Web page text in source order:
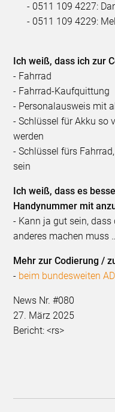
- 0511 109 4227:
- 0511 109 4229:
Ich weiß, dass ich zur
- Fahrrad
- Fahrrad-Kaufquittung
- Personalausweis mit
- Schlüssel für Akku so
werden
- Schlüssel fürs
sein
Ich weiß, dass es
Handynummer mit
- Kann ja gut sein,
anderes machen muss
Mehr zur Codierung /
- beim bundesweiten
News Nr. #080
27. März 2025
Bericht: <rs>